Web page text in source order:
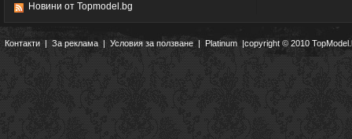
Новини от Topmodel.bg
Контакти|За реклама | Условия за ползване | Platinum |copyright © 2010